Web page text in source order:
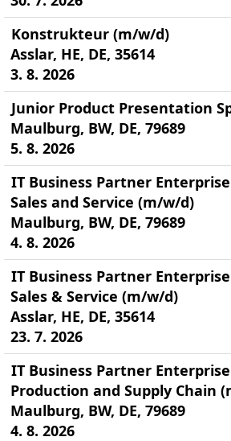
Konstrukteur (m/w/d)
Asslar, HE, DE, 35614
3. 8. 2026
Junior Product Presentation
Maulburg, BW, DE, 79689
5. 8. 2026
IT Business Partner
Sales and Service (m/w/d)
Maulburg, BW, DE, 79689
4. 8. 2026
IT Business Partner
Sales & Service (m/w/d)
Asslar, HE, DE, 35614
23. 7. 2026
IT Business Partner
Production and Supply Chain
Maulburg, BW, DE, 79689
4. 8. 2026